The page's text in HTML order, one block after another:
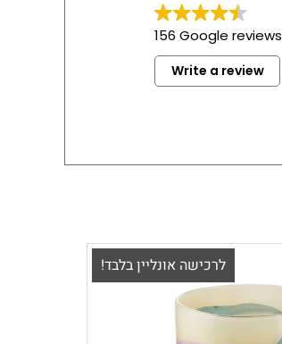
156 Google reviews
Write a review
לרכישה אונליין בלבד!